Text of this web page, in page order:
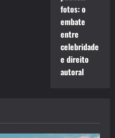
fotos: o
embate
entre
celebridade
e direito
autoral